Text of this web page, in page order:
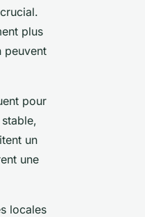
plus
peuvent
pour
un
une
locales